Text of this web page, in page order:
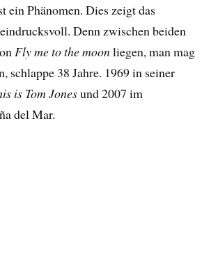
ein Phänomen. Dies zeigt das
Denn zwischen beiden
Fly me to the moonliegen, man mag
schlappe 38 Jahre. 1969 in seiner
is Tom Jonesund 2007 im
del Mar.